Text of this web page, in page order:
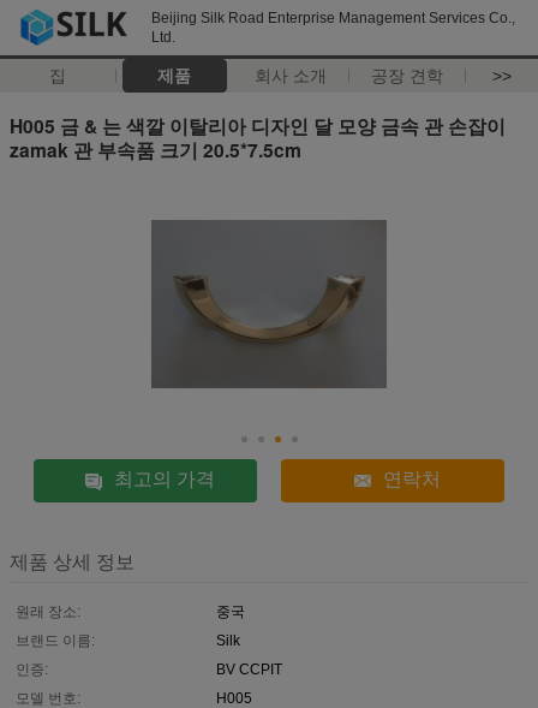
Beijing Silk Road Enterprise Management Services Co.,
Ltd.
집 제품 회사 소개 공장 견학 >>
H005 금 & 는 색깔 이탈리아 디자인 달 모양 금속 관 손잡이
zamak 관 부속품 크기 20.5*7.5cm
최고의 가격 연락처
제품 상세 정보
원래 장소:
중국
브랜드 이름:
Silk
인증:
BV CCPIT
모델 번호:
H005